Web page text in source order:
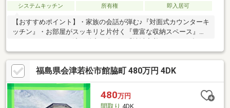
システムキッチン
所有権 即入居可
【おすすめポイント】・家族の会話が弾む♪『対面式カウンターキ
ッチン』・お部屋がスッキリと片付く『豊富な収納スペース』・
【郡山不動産.com by47不動産】にお任せください♪・注文住
宅・内装リフォーム工事・太陽光パネル・蓄電池・外構工事・売
却相談・住宅ローンのお悩み全般住まいをトータルサポート致し
ます◎フットワークの軽さが自慢♪お気軽にご相談ください！
福島県会津若松市館脇町 480万円 4DK
480万円
間取り 4DK